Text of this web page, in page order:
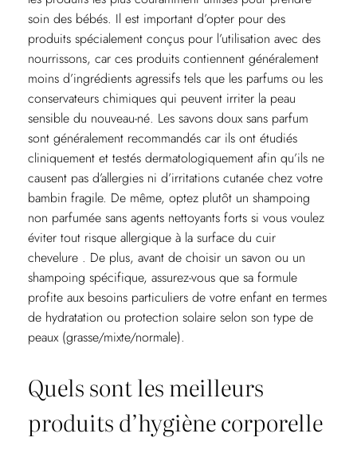
soin des bébés. Il est important d’opter pour des
produits spécialement conçus pour l’utilisation avec des
nourrissons, car ces produits contiennent généralement
moins d’ingrédients agressifs tels que les parfums ou les
conservateurs chimiques qui peuvent irriter la peau
sensible du nouveau-né. Les savons doux sans parfum
sont généralement recommandés car ils ont étudiés
cliniquement et testés dermatologiquement afin qu’ils ne
causent pas d’allergies ni d’irritations cutanée chez votre
bambin fragile. De même, optez plutôt un shampoing
non parfumée sans agents nettoyants forts si vous voulez
éviter tout risque allergique à la surface du cuir
chevelure . De plus, avant de choisir un savon ou un
shampoing spécifique, assurez-vous que sa formule
profite aux besoins particuliers de votre enfant en termes
de hydratation ou protection solaire selon son type de
peaux (grasse/mixte/normale).
Quels sont les meilleurs
produits d’hygiène corporelle